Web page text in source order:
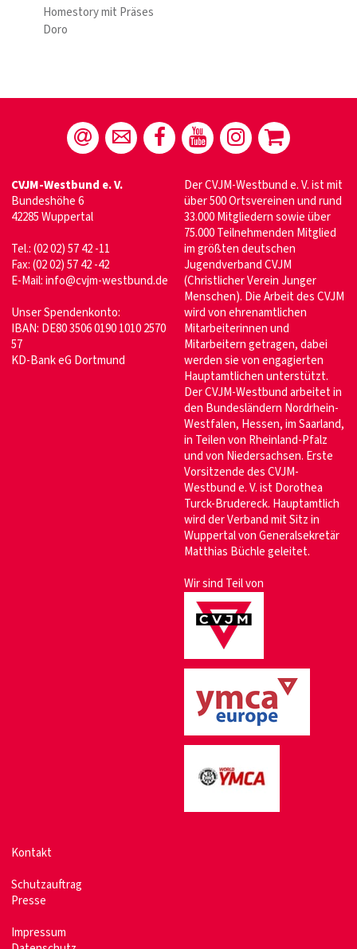
Homestory mit Präses
Doro
CVJM-Westbund e. V.
Bundeshöhe 6
42285 Wuppertal
Tel.: (02 02) 57 42 -11
Fax: (02 02) 57 42 -42
E-Mail:info@cvjm-westbund.de
Unser Spendenkonto:
IBAN: DE80 3506 0190 1010 2570
57
KD-Bank eG Dortmund
Der CVJM-Westbund e. V. ist mit
über 500 Ortsvereinen und rund
33.000 Mitgliedern sowie über
75.000 Teilnehmenden Mitglied
im größten deutschen
Jugendverband CVJM
(Christlicher Verein Junger
Menschen). Die Arbeit des CVJM
wird von ehrenamtlichen
Mitarbeiterinnen und
Mitarbeitern getragen, dabei
werden sie von engagierten
Hauptamtlichen unterstützt.
Der CVJM-Westbund arbeitet in
den Bundesländern Nordrhein-
Westfalen, Hessen, im Saarland,
in Teilen von Rheinland-Pfalz
und von Niedersachsen. Erste
Vorsitzende des CVJM-
Westbund e. V. ist Dorothea
Turck-Brudereck. Hauptamtlich
wird der Verband mit Sitz in
Wuppertal von Generalsekretär
Matthias Büchle geleitet.
Wir sind Teil von
Kontakt
Schutzauftrag
Presse
Impressum